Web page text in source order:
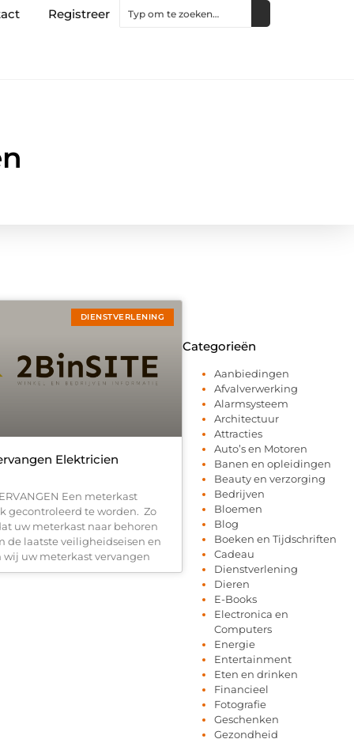
Registreer
DIENSTVERLENING
Elektricien
Een meterkast
gecontroleerd te worden. Zo
uw meterkast naar behoren
de laatste veiligheidseisen en
wij uw meterkast vervangen
Categorieën
Aanbiedingen
Afvalverwerking
Alarmsysteem
Architectuur
Attracties
Auto’s en Motoren
Banen en opleidingen
Beauty en verzorging
Bedrijven
Bloemen
Blog
Boeken en Tijdschriften
Cadeau
Dienstverlening
Dieren
E-Books
Electronica en
Computers
Energie
Entertainment
Eten en drinken
Financieel
Fotografie
Geschenken
Gezondheid